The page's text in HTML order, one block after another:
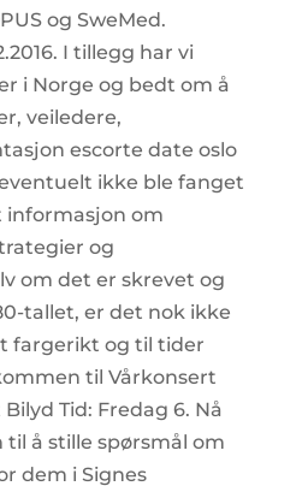
og SweMed.
I tillegg har vi
i Norge og bedt om å
veiledere,
escorte date oslo
ikke ble fanget
informasjon om
og
om det er skrevet og
tallet, er det nok ikke
fargerikt og til tider
til Vårkonsert
Tid: Fredag 6. Nå
å stille spørsmål om
dem i Signes